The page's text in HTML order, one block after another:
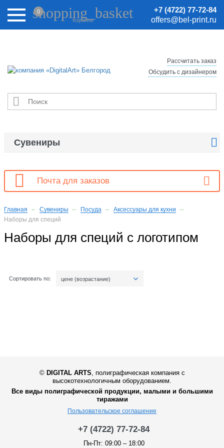
Внимание! Цены на сайте могут быть неактуальными.
Актуальные цены уточняйте у менеджеров.
+7 (4722) 77-72-84
offers@bel-print.ru
shopping_basket
Корзина
0

Рассчитать заказ
Обсудить с дизайнером
Сувениры 
 Почта для заказов
Главная Сувениры Посуда
Аксессуары для кухни
Наборы для специй
Наборы для специй с логотипом
Сортировать по: цене (возрастание)
© DIGITAL ARTS
полиграфическая компания с
высокотехнологичным оборудованием.
Все виды полиграфической продукции, малыми и большими
тиражами
Пользовательское соглашение
+7 (4722) 77-72-84
Пн-Пт: 09:00 – 18:00